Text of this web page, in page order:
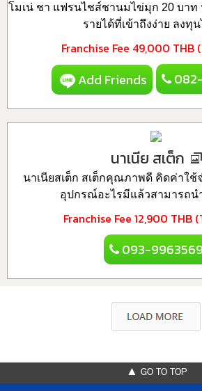
โมเน่ ชา แฟรนไชส์ชานมไข่มุก 20 บาท
รายได้ที่เข้าถึงง่าย ลงทุ
Franchise Fee 49,000 THB
Add Friends
นาเนีย สเต็ก
นาเนียสเต็ก สเต็กคุณภาพดี คิดค่าใช้
อุปกรณ์อะไรมีแล้วสามารถน
Franchise Fee 12,900 THB
093-9963569
▲ GO TO TOP